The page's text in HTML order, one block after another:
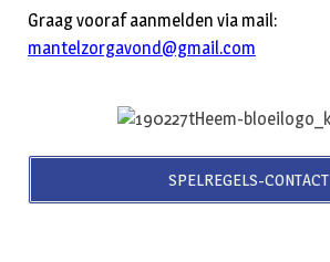
Graag vooraf aanmelden via mail:
mantelzorgavond@gmail.com
SPELREGELS-CONTACT